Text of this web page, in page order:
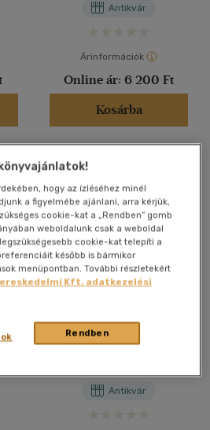
(37588)
(20348)
Antikvár
Árinformációk
Online ár: 6 200 Ft
Kosárba
Egy ágyban a herceggel
Antikvár
hogy az ízléséhez minél
a figyelmébe ajánlani, arra kérjük,
cookie-kat a „Rendben” gomb
weboldalunk csak a weboldal
cookie-kat telepíti a
később is bármikor
menüpontban. További részletekért
Kft. adatkezelési
Rendben